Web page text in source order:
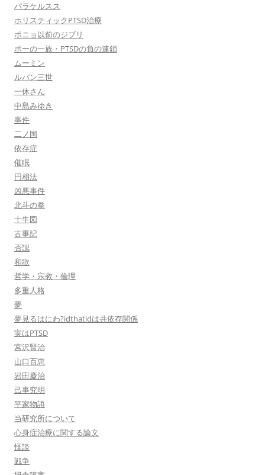
パラケルスス
ホリスティックPTSD治療
ポニョ以前のジブリ
ポーの一族・PTSDの負の連鎖
ムーミン
ルパン三世
一休さん
中島みゆき
事件
二ノ国
依存症
催眠
円相法
凶悪事件
北斗の拳
十牛図
古事記
否認
和歌
哲学・宗教・倫理
多重人格
夢
夢見るはにわ?idthatidは共依存関係
実はPTSD
宮沢賢治
山口百恵
岩田慶治
己事究明
平家物語
当研究所について
心身症治療に関する論文
怪談
戦争